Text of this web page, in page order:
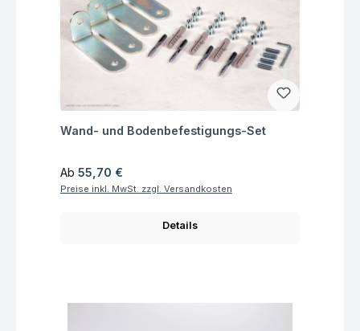
Fragen zum Artikel
Wand- und Bodenbefestigungs-Set
Regulärer Preis:
Ab 55,70 €
Preise inkl. MwSt. zzgl. Versandkosten
Details